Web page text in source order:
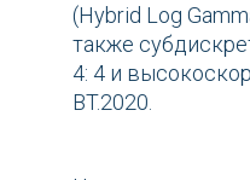
(Hybrid Log
также
4: 4 и
BT.2020.